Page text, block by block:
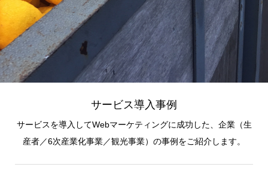
サービス導入事例
サービスを導入してWebマーケティングに成功した、企業（生
産者／6次産業化事業／観光事業）の事例をご紹介します。